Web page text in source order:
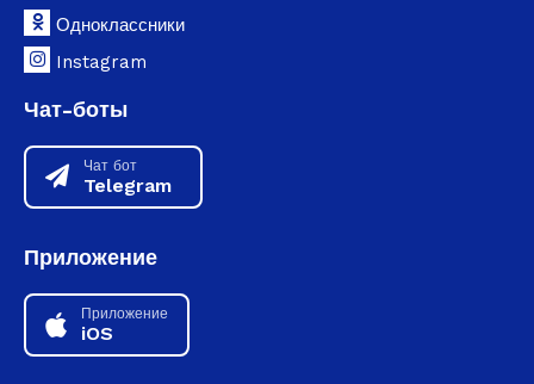
Одноклассники
Instagram
Чат-боты
Чат бот
Telegram
Приложение
Приложение
iOS